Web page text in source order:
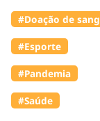
#Doação de
#Esporte
#Pandemia
#Saúde